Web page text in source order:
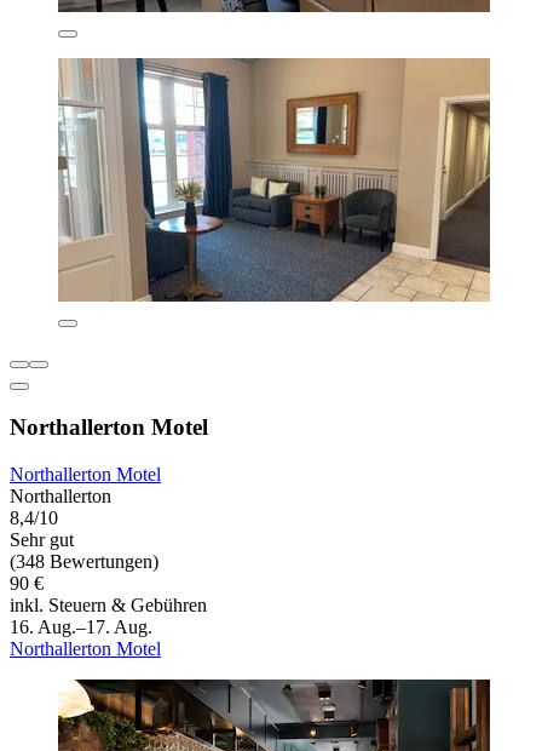
Northallerton Motel
Northallerton Motel
Northallerton
8,4/10
Sehr gut
(348 Bewertungen)
90 €
inkl. Steuern & Gebühren
16. Aug.–17. Aug.
Northallerton Motel